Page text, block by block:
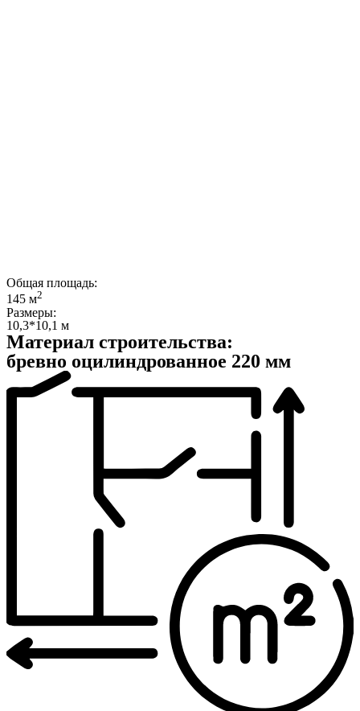
Общая площадь:
145 м2
Размеры:
10,3*10,1 м
Материал строительства:
бревно оцилиндрованное 220 мм